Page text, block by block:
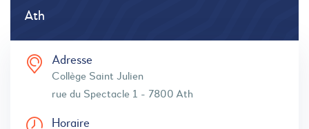
Ath
Adresse
Collège Saint Julien
rue du Spectacle 1 - 7800 Ath
Horaire